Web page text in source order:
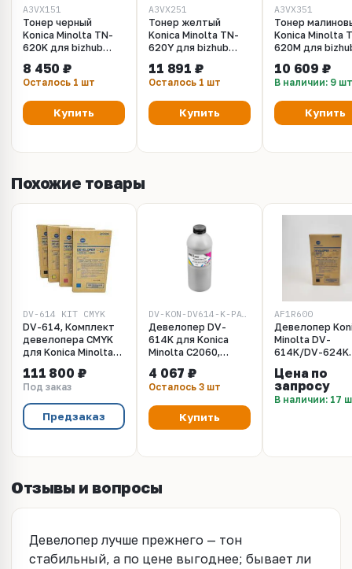
A3VX151
Тонер черный
Konica Minolta TN-
620K для bizhub
(A3VX151 / AF1R151)
8 450 ₽
Осталось 1 шт
Купить
A3VX251
Тонер желтый
Konica Minolta TN-
620Y для bizhub
(A3VX251)
11 891 ₽
Осталось 1 шт
Купить
A3VX351
Тонер
Konica Minolta
620M для
10 609 ₽
В наличии: 9 шт
Купить
Похожие товары
DV-614_KIT_CMYK
DV-614, Комплект
девелопера CMYK
для Konica Minolta
C1060/C1070,
Original
111 800 ₽
Под заказ
Предзаказ
DV-KON-DV614-K-PACK-GRFT
Девелопер DV-
614K для Konica
Minolta C2060,
Black, Grafit
4 067 ₽
Осталось 3 шт
Купить
AF1R600
Девелопер
Minolta DV-
614K/DV-624K
bizhub PRESS
C1060/C1060L,
C1070/C1070P,
Цена по
запросу
В наличии: 17
Отзывы и вопросы
Девелопер лучше прежнего — тон
стабильный, а по цене выгоднее; бывает ли